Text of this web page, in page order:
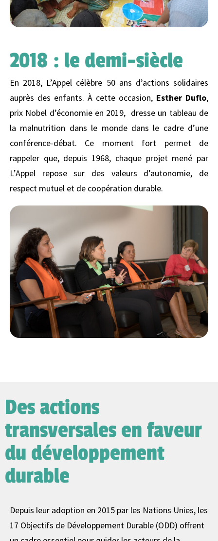
2018 : le demi-siècle
En 2018, L’Appel célèbre 50 ans d’actions solidaires
auprès des enfants. À cette occasion, Esther Duflo,
prix Nobel d’économie en 2019, dresse un tableau de
la malnutrition dans le monde dans le cadre d’une
conférence-débat. Ce moment fort permet de
rappeler que, depuis 1968, chaque projet mené par
L’Appel repose sur des valeurs d’autonomie, de
respect mutuel et de coopération durable.
Des actions
transversales en faveur
du développement
durable
Depuis leur adoption en 2015 par les Nations Unies, les
17 Objectifs de Développement Durable (ODD) offrent